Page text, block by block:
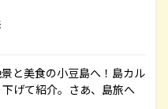
と美食の小豆島へ！島カル
げて紹介。さあ、島旅へ